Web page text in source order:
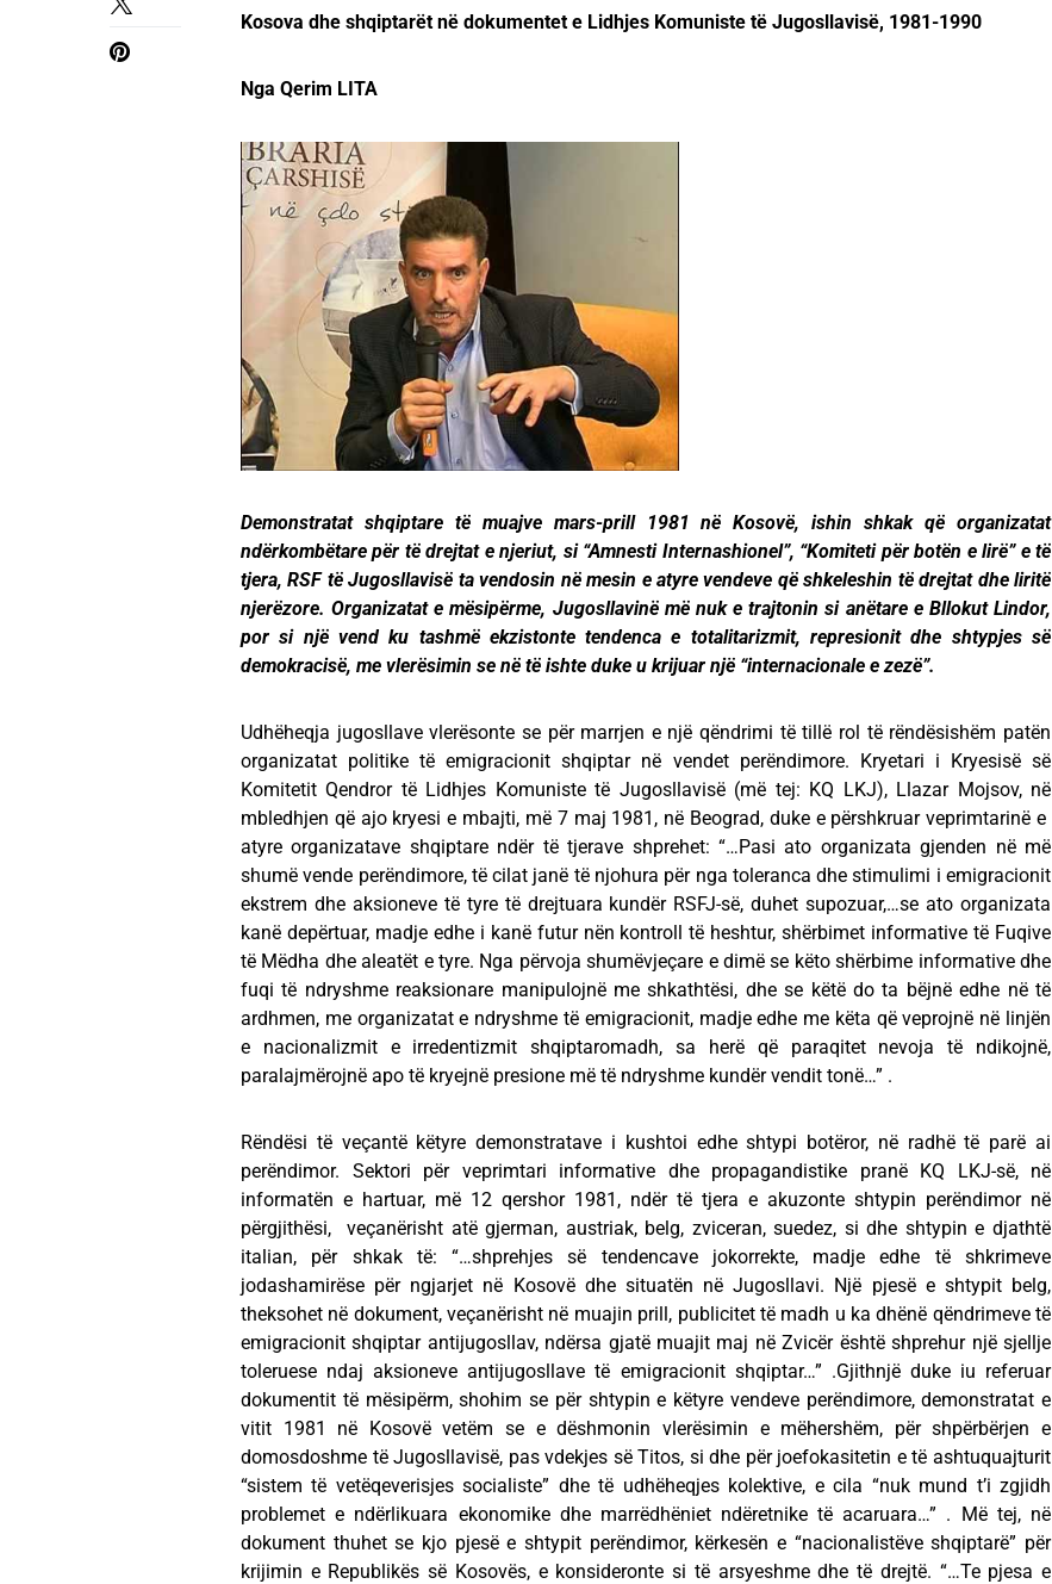
Kosova dhe shqiptarët në dokumentet e Lidhjes Komuniste të Jugosllavisë, 1981-1990
Nga Qerim LITA
Demonstratat shqiptare të muajve mars-prill 1981 në Kosovë, ishin shkak që organizatat
ndërkombëtare për të drejtat e njeriut, si “Amnesti Internashionel”, “Komiteti për botën e lirë” e të
tjera, RSF të Jugosllavisë ta vendosin në mesin e atyre vendeve që shkeleshin të drejtat dhe liritë
njerëzore. Organizatat e mësipërme, Jugosllavinë më nuk e trajtonin si anëtare e Bllokut Lindor,
por si një vend ku tashmë ekzistonte tendenca e totalitarizmit, represionit dhe shtypjes së
demokracisë, me vlerësimin se në të ishte duke u krijuar një “internacionale e zezë”.
Udhëheqja jugosllave vlerësonte se për marrjen e një qëndrimi të tillë rol të rëndësishëm patën
organizatat politike të emigracionit shqiptar në vendet perëndimore. Kryetari i Kryesisë së
Komitetit Qendror të Lidhjes Komuniste të Jugosllavisë (më tej: KQ LKJ), Llazar Mojsov, në
mbledhjen që ajo kryesi e mbajti, më 7 maj 1981, në Beograd, duke e përshkruar veprimtarinë e
atyre organizatave shqiptare ndër të tjerave shprehet: “…Pasi ato organizata gjenden në më
shumë vende perëndimore, të cilat janë të njohura për nga toleranca dhe stimulimi i emigracionit
ekstrem dhe aksioneve të tyre të drejtuara kundër RSFJ-së, duhet supozuar,…se ato organizata
kanë depërtuar, madje edhe i kanë futur nën kontroll të heshtur, shërbimet informative të Fuqive
të Mëdha dhe aleatët e tyre. Nga përvoja shumëvjeçare e dimë se këto shërbime informative dhe
fuqi të ndryshme reaksionare manipulojnë me shkathtësi, dhe se këtë do ta bëjnë edhe në të
ardhmen, me organizatat e ndryshme të emigracionit, madje edhe me këta që veprojnë në linjën
e nacionalizmit e irredentizmit shqiptaromadh, sa herë që paraqitet nevoja të ndikojnë,
paralajmërojnë apo të kryejnë presione më të ndryshme kundër vendit tonë…” .
Rëndësi të veçantë këtyre demonstratave i kushtoi edhe shtypi botëror, në radhë të parë ai
perëndimor. Sektori për veprimtari informative dhe propagandistike pranë KQ LKJ-së, në
informatën e hartuar, më 12 qershor 1981, ndër të tjera e akuzonte shtypin perëndimor në
përgjithësi, veçanërisht atë gjerman, austriak, belg, zviceran, suedez, si dhe shtypin e djathtë
italian, për shkak të: “…shprehjes së tendencave jokorrekte, madje edhe të shkrimeve
jodashamirëse për ngjarjet në Kosovë dhe situatën në Jugosllavi. Një pjesë e shtypit belg,
theksohet në dokument, veçanërisht në muajin prill, publicitet të madh u ka dhënë qëndrimeve të
emigracionit shqiptar antijugosllav, ndërsa gjatë muajit maj në Zvicër është shprehur një sjellje
toleruese ndaj aksioneve antijugosllave të emigracionit shqiptar…” .Gjithnjë duke iu referuar
dokumentit të mësipërm, shohim se për shtypin e këtyre vendeve perëndimore, demonstratat e
vitit 1981 në Kosovë vetëm se e dëshmonin vlerësimin e mëhershëm, për shpërbërjen e
domosdoshme të Jugosllavisë, pas vdekjes së Titos, si dhe për joefokasitetin e të ashtuquajturit
“sistem të vetëqeverisjes socialiste” dhe të udhëheqjes kolektive, e cila “nuk mund t’i zgjidh
problemet e ndërlikuara ekonomike dhe marrëdhëniet ndëretnike të acaruara…” . Më tej, në
dokument thuhet se kjo pjesë e shtypit perëndimor, kërkesën e “nacionalistëve shqiptarë” për
krijimin e Republikës së Kosovës, e konsideronte si të arsyeshme dhe të drejtë. “…Te pjesa e